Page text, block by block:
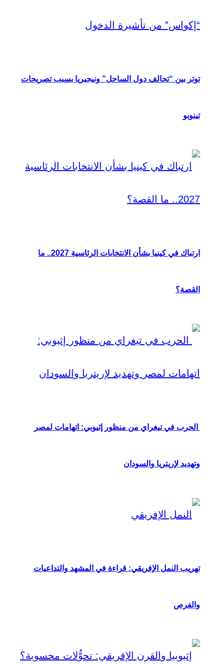
توتر بين “تحالف دول الساحل” ونيجيريا بسبب تصريحات
تينوبو
ارتباك في كينيا بشأن الانتخابات الرئاسية 2027.. ما
القصة؟
الحرب في تيغراي من منظور إثيوبي: اتهامات لمصر
وتهديد لإريتريا والسودان
تهريب النمل الإفريقي: قراءة في المشهد والتداعيات
والفرص